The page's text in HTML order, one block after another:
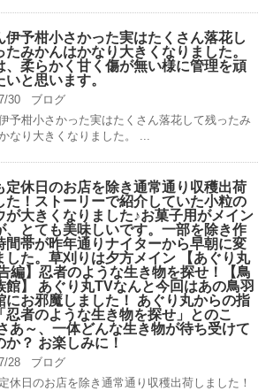
伊予柑小さかった実はたくさん落花し
たみかんはかなり大きくなりました。
、柔らかく甘く傷が無い様に管理を頑
いと思います。
30
ブログ
予柑小さかった実はたくさん落花して残ったみ
なり大きくなりました。 ...
定休日のお店を除き通常通り収穫出荷
た！ストーリーで紹介していた小粒の
が大きくなりました♪お菓子用がメイン
、とても美味しいです。一部を除き作
間帯が昨年通りナイターから早朝に変
した。草刈りは夕方メイン 【あぐり丸
編】忍者のような生き物を探せ！【鳥
館】 あぐり丸TVなんと今回はあの鳥羽
にお邪魔しました！ あぐり丸からの指
忍者のような生き物を探せ」とのこ
あ～、一体どんな生き物が待ち受けて
か？ お楽しみに！
28
ブログ
休日のお店を除き通常通り収穫出荷しました！